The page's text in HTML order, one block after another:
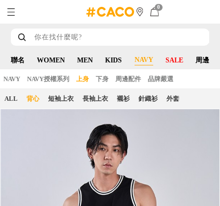
0
聯名 WOMEN MEN KIDS NAVY SALE 周邊
NAVY NAVY授權系列 上身 下身 周邊配件 品牌嚴選
ALL 背心 短袖上衣 長袖上衣 襯衫 針織衫 外套